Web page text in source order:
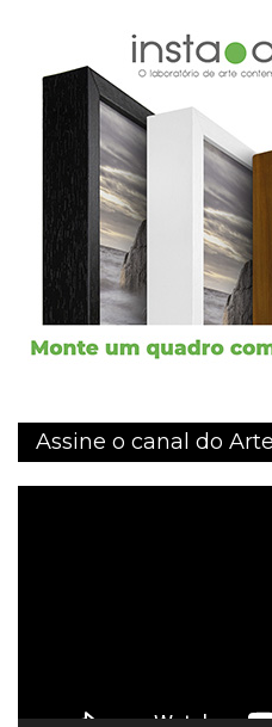
Assine o canal do